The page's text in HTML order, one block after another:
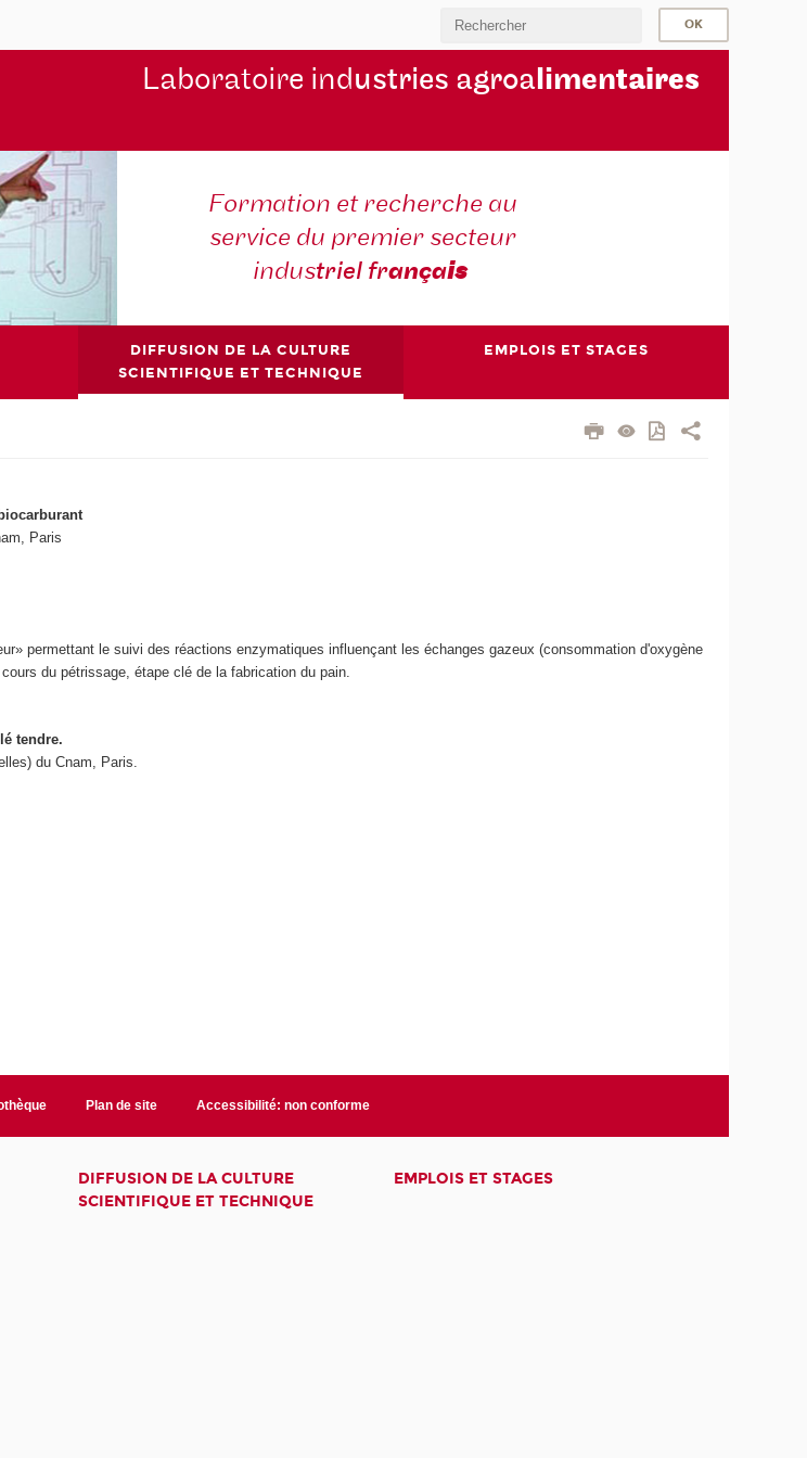
Laboratoire industries agroalimentaires
Formation et recherche au
service du premier secteur
industriel français
DIFFUSION DE LA CULTURE
SCIENTIFIQUE ET TECHNIQUE
EMPLOIS ET STAGES
Paris
permettant le suivi des réactions enzymatiques influençant les échanges gazeux (consommation d'oxygène
du pétrissage, étape clé de la fabrication du pain.
tendre.
du Cnam, Paris.
Plan de site Accessibilité: non conforme
DIFFUSION DE LA CULTURE
SCIENTIFIQUE ET TECHNIQUE
EMPLOIS ET STAGES